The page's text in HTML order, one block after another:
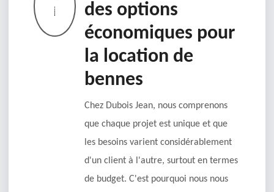
des options
économiques pour
la location de
bennes
Chez Dubois Jean, nous comprenons
que chaque projet est unique et que
les besoins varient considérablement
d'un client à l'autre, surtout en termes
de budget. C'est pourquoi nous nous